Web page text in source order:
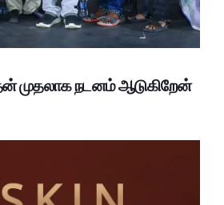
முதலாக நடனம் ஆடுகிறேன்